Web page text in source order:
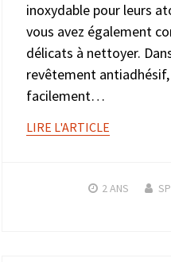
inoxydable pour leurs
vous avez également
délicats à nettoyer.
revêtement
facilement…
LIRE L'ARTICLE
2 ANS